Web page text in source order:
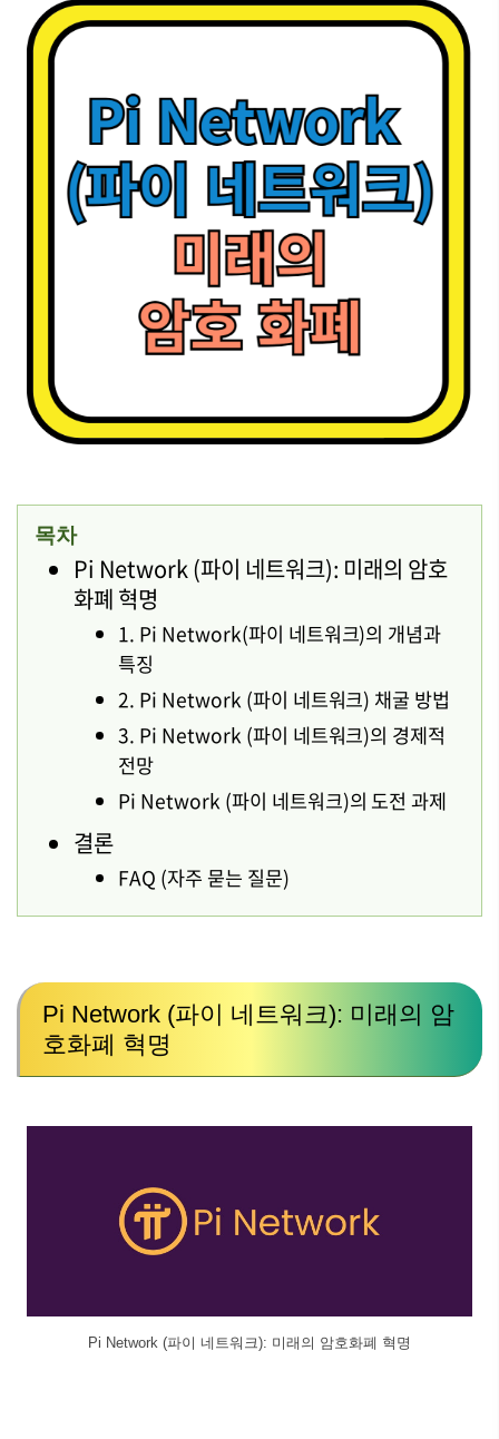
목차
Pi Network (파이 네트워크): 미래의 암호
화폐 혁명
1. Pi Network(파이 네트워크)의 개념과
특징
2. Pi Network (파이 네트워크) 채굴 방법
3. Pi Network (파이 네트워크)의 경제적
전망
Pi Network (파이 네트워크)의 도전 과제
결론
FAQ (자주 묻는 질문)
Pi Network (파이 네트워크): 미래의 암
호화폐 혁명
Pi Network (파이 네트워크): 미래의 암호화폐 혁명